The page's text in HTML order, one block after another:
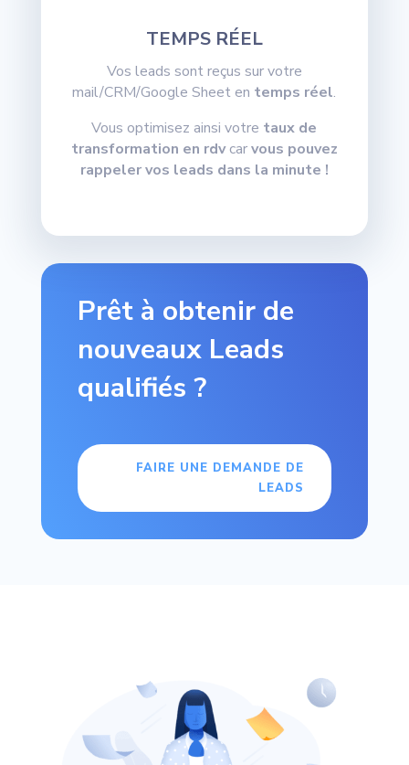
TEMPS RÉEL
Vos leads sont reçus sur votre
mail/CRM/Google Sheet en temps réel.
Vous optimisez ainsi votre taux de
transformation en rdvcarvous pouvez
rappeler vos leads dans la minute !
Prêt à obtenir de
nouveaux Leads
qualifiés ?
FAIRE UNE DEMANDE DE
LEADS